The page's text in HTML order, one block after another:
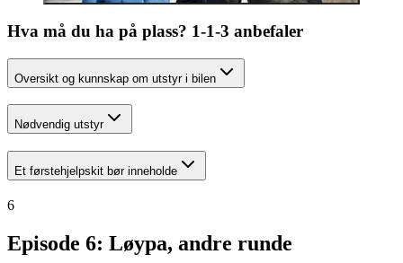
Hva må du ha på plass? 1-1-3 anbefaler
Oversikt og kunnskap om utstyr i bilen
Nødvendig utstyr
Et førstehjelpskit bør inneholde
6
Episode 6: Løypa, andre runde